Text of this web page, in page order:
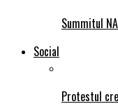
Summitul
Social
Protestul